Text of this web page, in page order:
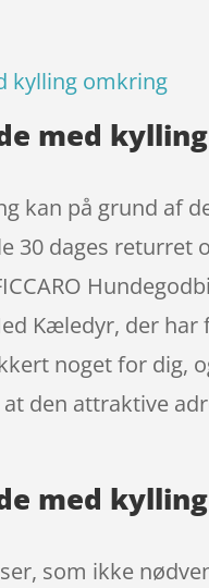
kylling omkring
med
kan på grund af
30 dages returret
Kæledyr, der har
noget for dig,
den attraktive
med
som ikke